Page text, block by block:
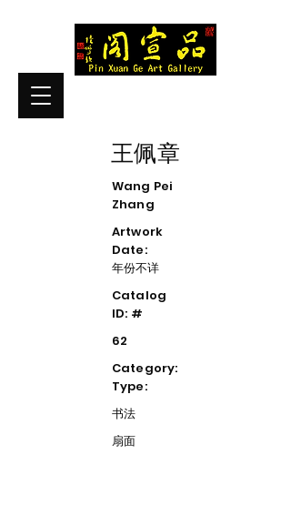
王佩章
Wang Pei
Zhang
Artwork
Date:
年份不详
Catalog
ID: #
62
Category:
Type:
书法
扇面